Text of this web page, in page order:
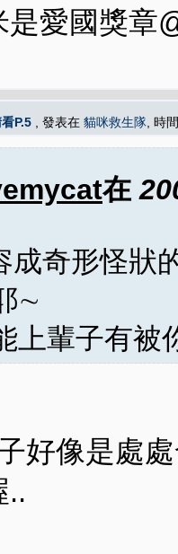
愛國獎章
P.5 , 發表在 貓咪救生隊 , 時
在
奇形怪狀
∼
能上輩
好像是處
..